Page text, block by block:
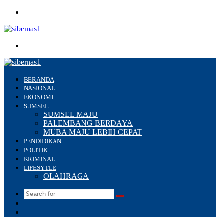
BERANDA
NASIONAL
EKONOMI
SUMSEL
SUMSEL MAJU
PALEMBANG BERDAYA
MUBA MAJU LEBIH CEPAT
PENDIDIKAN
POLITIK
KRIMINAL
LIFESYTLE
OLAHRAGA
Search